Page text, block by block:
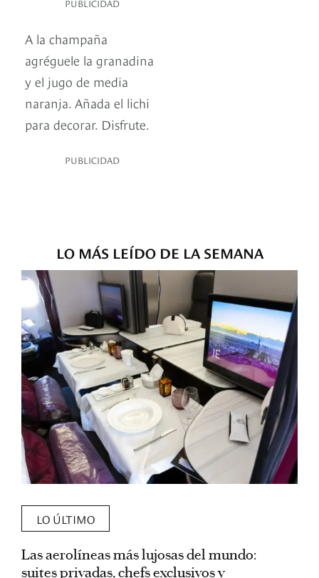
PUBLICIDAD
A la champaña
agréguele la granadina
y el jugo de media
naranja. Añada el lichi
para decorar. Disfrute.
PUBLICIDAD
LO MÁS LEÍDO DE LA SEMANA
LO ÚLTIMO
Las aerolíneas más lujosas del mundo:
suites privadas, chefs exclusivos y